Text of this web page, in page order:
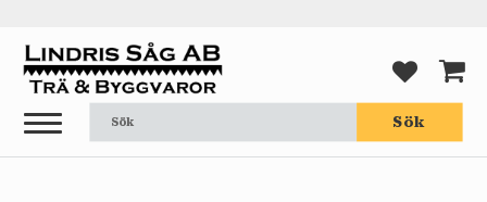
Meny
Sök